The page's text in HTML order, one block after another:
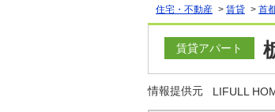
住宅・不動産 > 賃貸 > 首
賃貸アパート
情報提供元 LIFULL